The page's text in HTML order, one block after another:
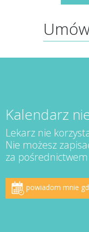
Kalendarz
Lekarz nie
Nie możesz
za
powiadom mnie